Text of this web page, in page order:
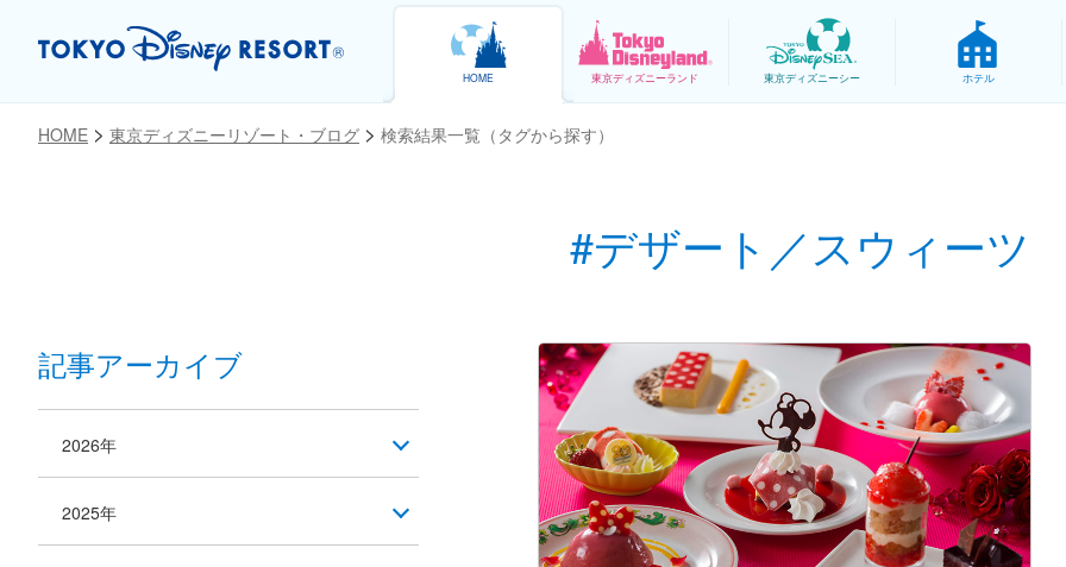
HOME 東京ディズニーランド 東京ディズニーシー ホテル
HOME 東京ディズニーリゾート・ブログ 検索結果一覧（タグから探す）
#デザート／スウィーツ
記事アーカイブ
2026年
2025年